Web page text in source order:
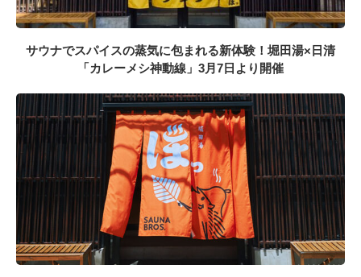
サウナでスパイスの蒸気に包まれる新体験！堀田湯×日清
「カレーメシ神動線」3月7日より開催